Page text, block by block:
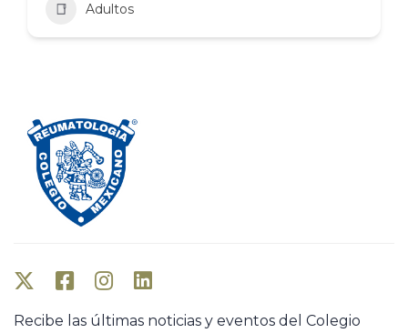
Adultos
Recibe las últimas noticias y eventos del Colegio